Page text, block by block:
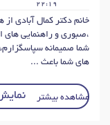
22:19
خانم دکتر کمال آبادی از
،صبوری و راهنمایی های
شما صمیمانه
های شما باعث ...
مشاهده بیشتر نمایش